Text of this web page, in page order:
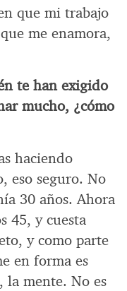
que mi trabajo
me enamora,
te han exigido
mucho, ¿cómo
haciendo
eso seguro. No
30 años. Ahora
45, y cuesta
y como parte
en forma es
la mente. No es